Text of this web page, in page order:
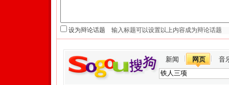
设为辩论话题
新闻 网页 音